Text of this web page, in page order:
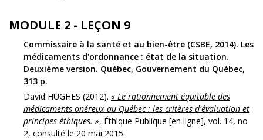
MODULE 2 - LEÇON 9
Commissaire à la santé et au bien-être (CSBE, 2014). Les
médicaments d'ordonnance : état de la situation.
Deuxième version. Québec, Gouvernement du Québec,
313 p.
David HUGHES (2012). « Le rationnement équitable des
médicaments onéreux au Québec : les critères d'évaluation et
principes éthiques. », Éthique Publique [en ligne], vol. 14, no
2, consulté le 20 mai 2015.